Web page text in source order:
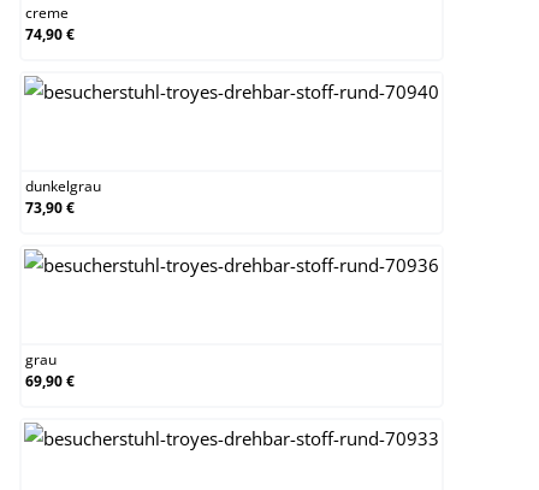
creme
74,90 €
dunkelgrau
73,90 €
grau
69,90 €